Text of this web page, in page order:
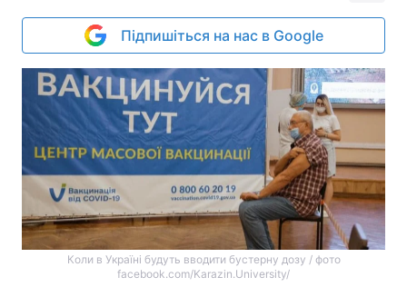
Підпишіться на нас в Google
Коли в Україні будуть вводити бустерну дозу / фото
facebook.com/Karazin.University/